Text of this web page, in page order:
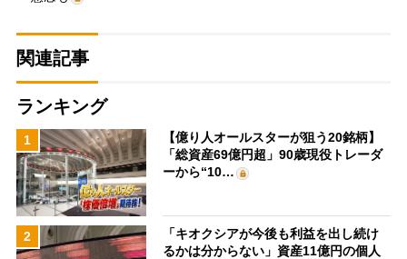
関連記事
ランキング
1
【億り人オールスターが狙う20銘柄】
「総資産69億円超」90歳現役トレーダ
ーから“10…
2
「キオクシアが今後も利益を出し続け
るかは分からない」資産11億円の個人